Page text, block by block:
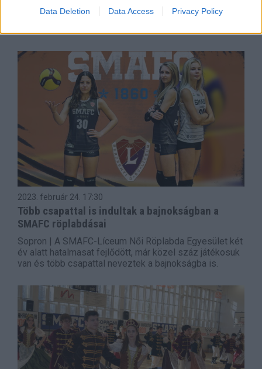
Data Deletion Data Access Privacy Policy
képregénypályázatán. A licista kilenc éves kora óta
rajzol, digitális animációkat is készít, és szeretne
2023. február 24. 17:30
Több csapattal is indultak a bajnokságban a
SMAFC röplabdásai
Sopron | A SMAFC-Líceum Női Röplabda Egyesület két
év alatt hatalmasat fejlődött, már közel száz játékosuk
van és több csapattal neveztek a bajnokságba is.